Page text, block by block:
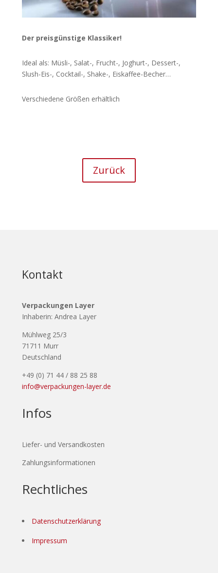
Der preisgünstige Klassiker!
Ideal als: Müsli-, Salat-, Frucht-, Joghurt-, Dessert-,
Slush-Eis-, Cocktail-, Shake-, Eiskaffee-Becher…
Verschiedene Größen erhältlich
Zurück
Kontakt
Verpackungen Layer
Inhaberin: Andrea Layer
Mühlweg 25/3
71711 Murr
Deutschland
+49 (0) 71 44 / 88 25 88
info@verpackungen-layer.de
Infos
Liefer- und Versandkosten
Zahlungsinformationen
Rechtliches
Datenschutzerklärung
Impressum